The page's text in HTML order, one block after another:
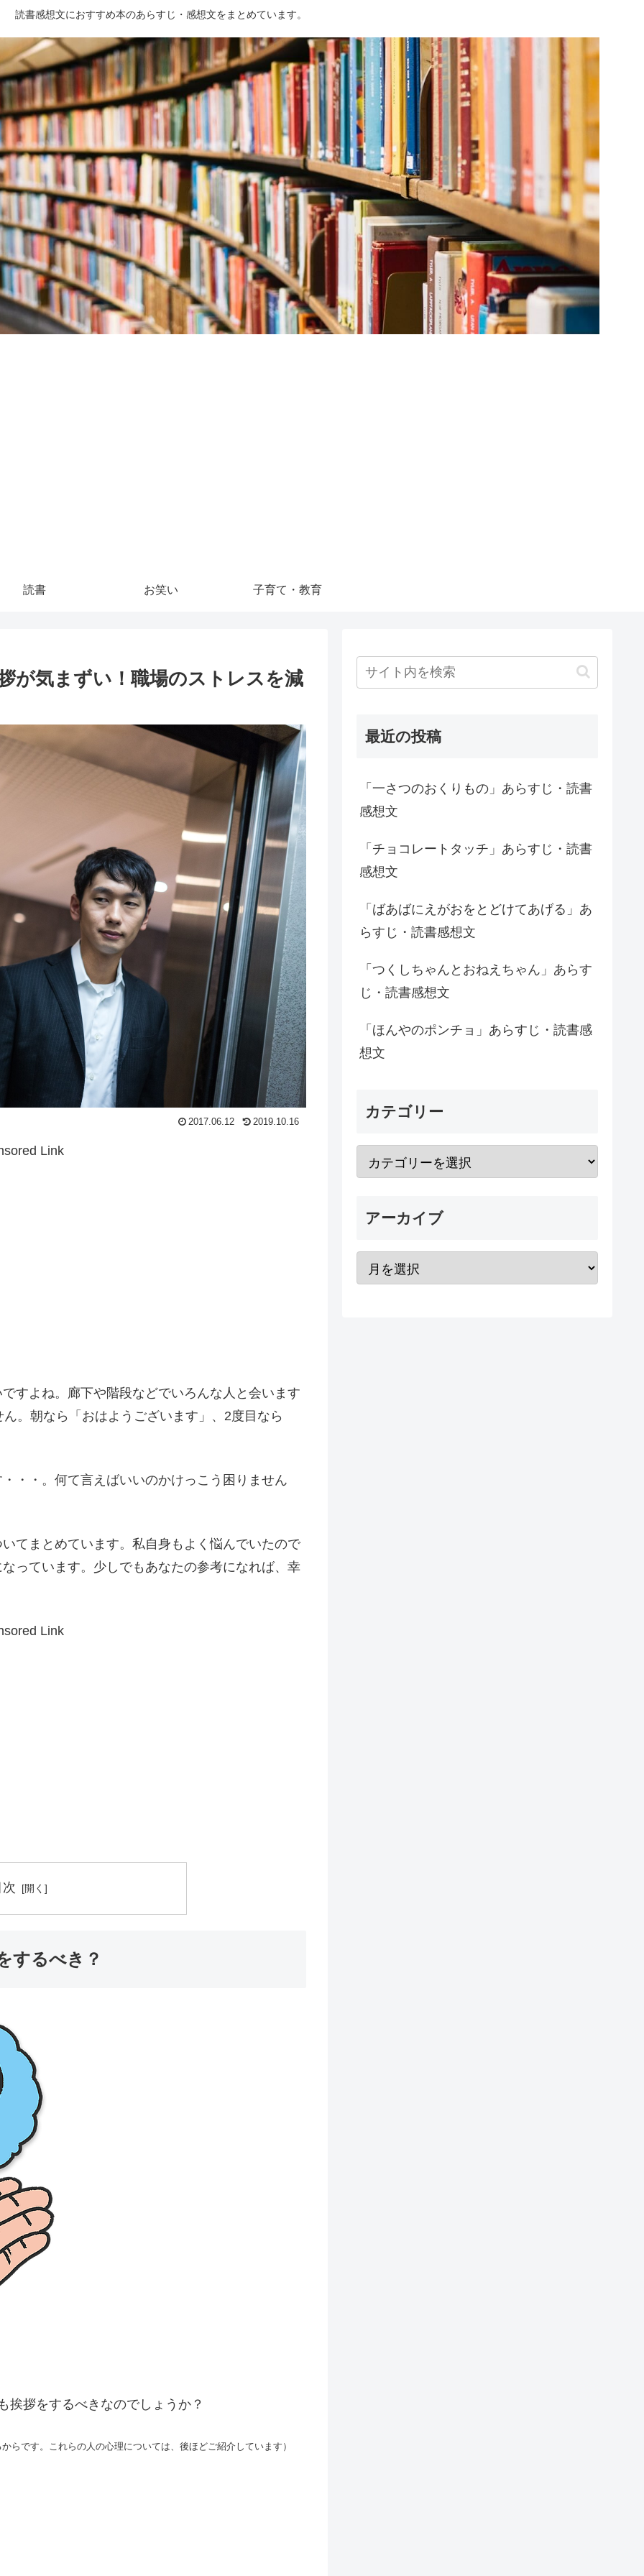
読書感想文におすすめ本のあらすじ・感想文をまとめています。
読書 お笑い 子育て・教育
が気まずい！職場のストレスを減
2017.06.12 2019.10.16
Link
すよね。廊下や階段などでいろんな人と会います
。朝なら「おはようございます」、2度目なら
・・。何て言えばいいのかけっこう困りません
てまとめています。私自身もよく悩んでいたので
っています。少しでもあなたの参考になれば、幸
Link
するべき？
挨拶をするべきなのでしょうか？
らです。これらの人の心理については、後ほどご紹介しています）
最近の投稿
「一さつのおくりもの」あらすじ・読書
感想文
「チョコレートタッチ」あらすじ・読書
感想文
「ばあばにえがおをとどけてあげる」あ
らすじ・読書感想文
「つくしちゃんとおねえちゃん」あらす
じ・読書感想文
「ほんやのポンチョ」あらすじ・読書感
想文
カテゴリー
アーカイブ